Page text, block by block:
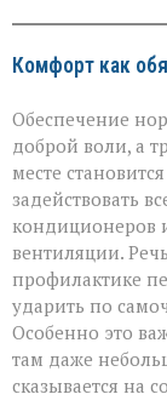
Комфорт как
Обеспечение
доброй воли, а
месте
задействовать
кондиционеров
вентиляции.
профилактике
ударить по
Особенно это
там даже
сказывается на